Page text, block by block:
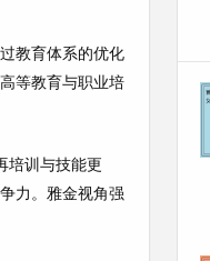
教育体系的优化
等教育与职业培
培训与技能更
力。雅金视角强